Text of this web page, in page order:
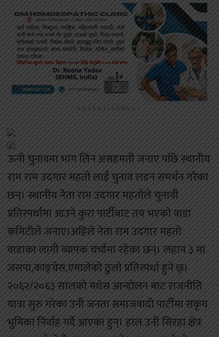
ADVERTISEMENT
ऊनी चुनावमा भाग लिन असहमती जनाए पछि स्थानीय
राम राम उदगार महतो लाई चुनाव लडन समर्थन गरेका
छन्। स्थानीय नेता राम उदगार महतोले चुनावी
प्रतिस्पर्धामा आउने कुरा पार्टीबाट तय भएको वाडा
कमिटीले जनाए।अहिले नेता राम उदगार महतो
वाडाका लागी व्यापक चर्चामा रहेका छन्। लहान ३ मा
जसपा,काङ्ग्रेस,एमालेको ठुलो प्रतिस्पर्धा हुने छ्।
२०६२/२०६३ सालको मधेस आन्दोलन बाट राजनीति
यात्रा सुरु गरेका उनी जनता समाजवादी पार्टीमा सकृय
भुमिका निर्वाह गर्दै आएका हुन्। हाल उनी सिरहा क्षेत्र